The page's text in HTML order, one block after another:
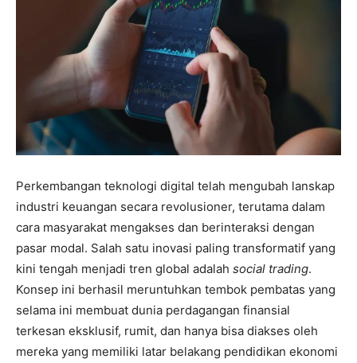
Perkembangan teknologi digital telah mengubah lanskap
industri keuangan secara revolusioner, terutama dalam
cara masyarakat mengakses dan berinteraksi dengan
pasar modal. Salah satu inovasi paling transformatif yang
kini tengah menjadi tren global adalah social trading.
Konsep ini berhasil meruntuhkan tembok pembatas yang
selama ini membuat dunia perdagangan finansial
terkesan eksklusif, rumit, dan hanya bisa diakses oleh
mereka yang memiliki latar belakang pendidikan ekonomi